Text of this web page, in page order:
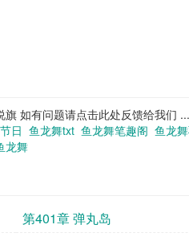
如有问题请点击此处反馈给我们
日 鱼龙舞txt 鱼龙舞笔趣阁 鱼龙
龙舞
第401章 弹丸岛